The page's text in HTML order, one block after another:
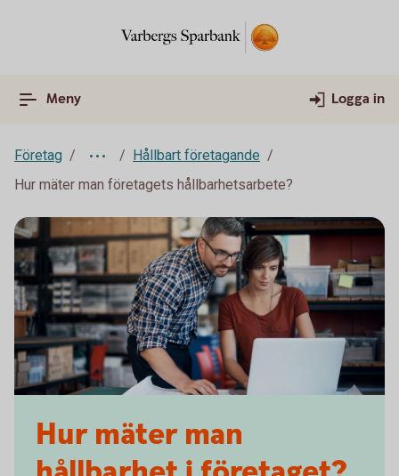
Meny Logga in
Företag
Hållbart företagande
Hur mäter man företagets hållbarhetsarbete?
Hur mäter man